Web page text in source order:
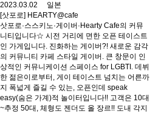
2023.03.02 일본
[삿포로] HEARTY@cafe
삿포로·스스키노·게이버·Hearty Cafe의 커뮤
니티입니다☆ 시전 거리에 면한 오픈 테이스트
인 가게입니다. 진화하는 게이버?! 새로운 감각
의 커뮤니티 카페 스타일 게이버. 큰 창문이 인
상적인 커뮤니케이션 스페이스 for LGBTI. 데뷔
한 젊은이로부터, 게이 테이스트 넘치는 어른까
지 폭넓게 즐길 수 있는, 오픈인데 speak
easy(숨은 가계)적 놀이터입니다!! 고객은 10대
~추정 50대, 체형도 젠더도 올 장르!! 도내 각지